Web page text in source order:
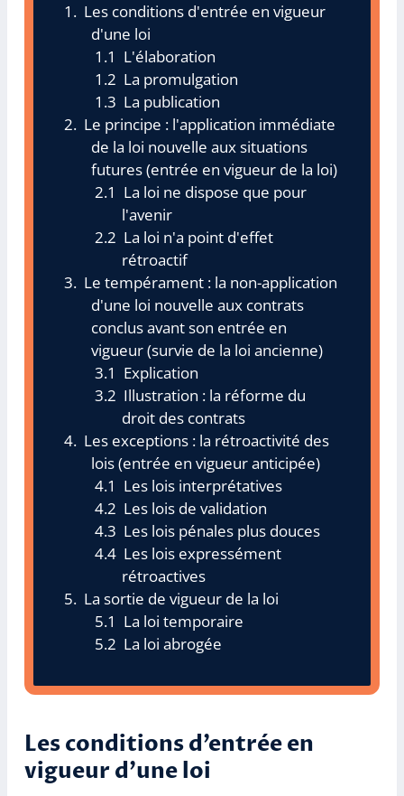
Les conditions d'entrée en vigueur
d'une loi
L'élaboration
La promulgation
La publication
Le principe : l'application immédiate
de la loi nouvelle aux situations
futures (entrée en vigueur de la loi)
La loi ne dispose que pour
l'avenir
La loi n'a point d'effet
rétroactif
Le tempérament : la non-application
d'une loi nouvelle aux contrats
conclus avant son entrée en
vigueur (survie de la loi ancienne)
Explication
Illustration : la réforme du
droit des contrats
Les exceptions : la rétroactivité des
lois (entrée en vigueur anticipée)
Les lois interprétatives
Les lois de validation
Les lois pénales plus douces
Les lois expressément
rétroactives
La sortie de vigueur de la loi
La loi temporaire
La loi abrogée
Les conditions d’entrée en
vigueur d’une loi